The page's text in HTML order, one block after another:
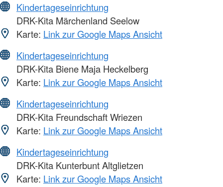
Kindertageseinrichtung
DRK-Kita Märchenland Seelow
Karte: Link zur Google Maps Ansicht
Kindertageseinrichtung
DRK-Kita Biene Maja Heckelberg
Karte: Link zur Google Maps Ansicht
Kindertageseinrichtung
DRK-Kita Freundschaft Wriezen
Karte: Link zur Google Maps Ansicht
Kindertageseinrichtung
DRK-Kita Kunterbunt Altglietzen
Karte: Link zur Google Maps Ansicht